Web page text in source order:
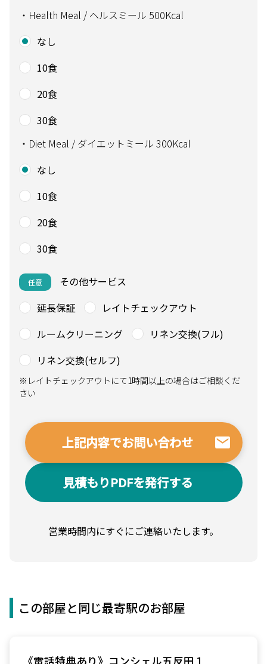
・Health Meal / ヘルスミール 500Kcal
なし
10食
20食
30食
・Diet Meal / ダイエットミール 300Kcal
なし
10食
20食
30食
任意
その他サービス
延長保証
レイトチェックアウト
ルームクリーニング
リネン交換(フル)
リネン交換(セルフ)
※レイトチェックアウトにて1時間以上の場合はご相談くだ
さい
見積もりPDFを発行する
営業時間内にすぐにご連絡いたします。
この部屋と同じ最寄駅のお部屋
《電話特典あり》コンシェル五反田１